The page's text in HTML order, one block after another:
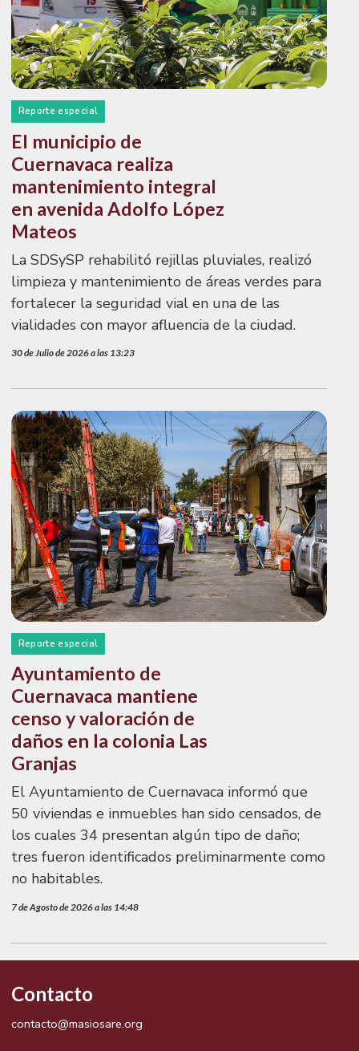
Reporte especial
El municipio de
Cuernavaca realiza
mantenimiento integral
en avenida Adolfo López
Mateos
La SDSySP rehabilitó rejillas pluviales, realizó
limpieza y mantenimiento de áreas verdes para
fortalecer la seguridad vial en una de las
vialidades con mayor afluencia de la ciudad.
30 de Julio de 2026 a las 13:23
Reporte especial
Ayuntamiento de
Cuernavaca mantiene
censo y valoración de
daños en la colonia Las
Granjas
El Ayuntamiento de Cuernavaca informó que
50 viviendas e inmuebles han sido censados, de
los cuales 34 presentan algún tipo de daño;
tres fueron identificados preliminarmente como
no habitables.
7 de Agosto de 2026 a las 14:48
Contacto
contacto@masiosare.org